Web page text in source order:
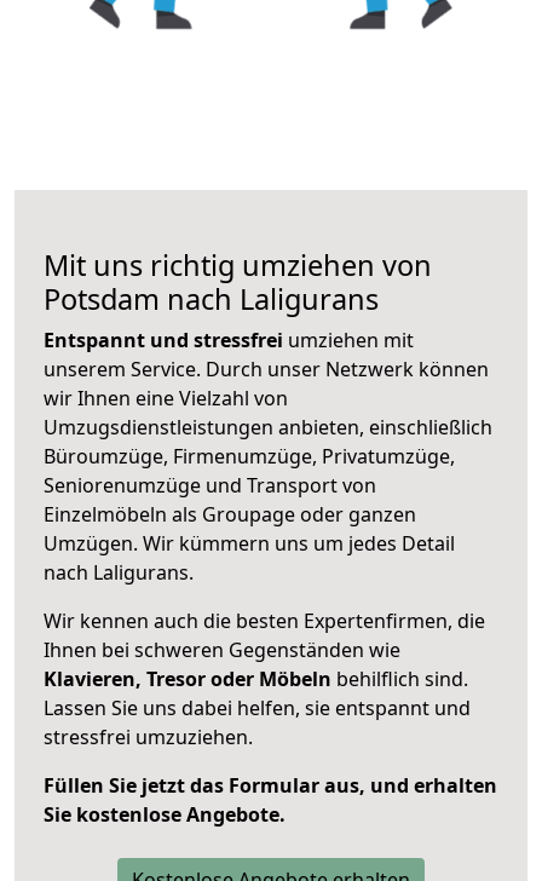
Mit uns richtig umziehen von
Potsdam nach Laligurans
Entspannt und stressfrei umziehen mit
unserem Service. Durch unser Netzwerk können
wir Ihnen eine Vielzahl von
Umzugsdienstleistungen anbieten, einschließlich
Büroumzüge, Firmenumzüge, Privatumzüge,
Seniorenumzüge und Transport von
Einzelmöbeln als Groupage oder ganzen
Umzügen. Wir kümmern uns um jedes Detail
nach Laligurans.
Wir kennen auch die besten Expertenfirmen, die
Ihnen bei schweren Gegenständen wie
Klavieren, Tresor oder Möbeln behilflich sind.
Lassen Sie uns dabei helfen, sie entspannt und
stressfrei umzuziehen.
Füllen Sie jetzt das Formular aus, und erhalten
Sie kostenlose Angebote.